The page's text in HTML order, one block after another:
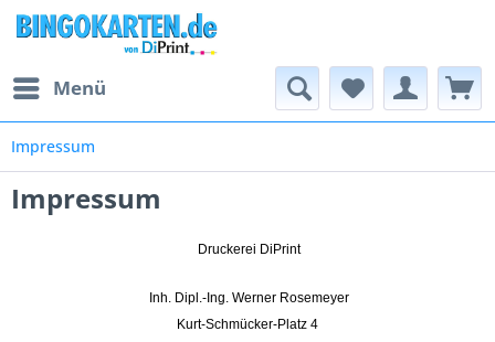
Menü
Impressum
Impressum
Druckerei DiPrint
Inh. Dipl.-Ing. Werner Rosemeyer
Kurt-Schmücker-Platz 4